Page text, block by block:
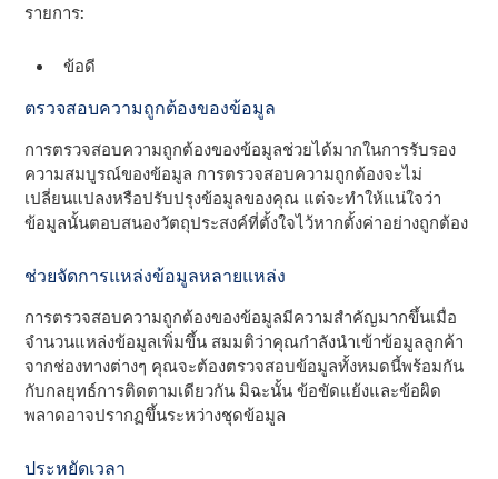
รายการ:
ข้อดี
ตรวจสอบความถูกต้องของข้อมูล
การตรวจสอบความถูกต้องของข้อมูลช่วยได้มากในการรับรอง
ความสมบูรณ์ของข้อมูล การตรวจสอบความถูกต้องจะไม่
เปลี่ยนแปลงหรือปรับปรุงข้อมูลของคุณ แต่จะทําให้แน่ใจว่า
ข้อมูลนั้นตอบสนองวัตถุประสงค์ที่ตั้งใจไว้หากตั้งค่าอย่างถูกต้อง
ช่วยจัดการแหล่งข้อมูลหลายแหล่ง
การตรวจสอบความถูกต้องของข้อมูลมีความสําคัญมากขึ้นเมื่อ
จํานวนแหล่งข้อมูลเพิ่มขึ้น สมมติว่าคุณกําลังนําเข้าข้อมูลลูกค้า
จากช่องทางต่างๆ คุณจะต้องตรวจสอบข้อมูลทั้งหมดนี้พร้อมกัน
กับกลยุทธ์การติดตามเดียวกัน มิฉะนั้น ข้อขัดแย้งและข้อผิด
พลาดอาจปรากฏขึ้นระหว่างชุดข้อมูล
ประหยัดเวลา